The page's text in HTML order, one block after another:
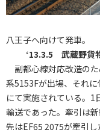
八王子へ向けて発車。
‘13.3.5 武蔵野貨
副都心線対応改造の
系5153Fが出場、それ
にて実施されている。1
輸送であった。牽引は
先はEF65 2075が牽引し